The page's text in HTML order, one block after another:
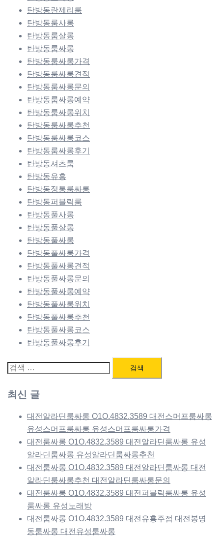
탄방동란제리룸
탄방동룸사롱
탄방동룸살롱
탄방동룸싸롱
탄방동룸싸롱가격
탄방동룸싸롱견적
탄방동룸싸롱문의
탄방동룸싸롱예약
탄방동룸싸롱위치
탄방동룸싸롱추천
탄방동룸싸롱코스
탄방동룸싸롱후기
탄방동셔츠룸
탄방동유흥
탄방동정통룸싸롱
탄방동퍼블릭룸
탄방동풀사롱
탄방동풀살롱
탄방동풀싸롱
탄방동풀싸롱가격
탄방동풀싸롱견적
탄방동풀싸롱문의
탄방동풀싸롱예약
탄방동풀싸롱위치
탄방동풀싸롱추천
탄방동풀싸롱코스
탄방동풀싸롱후기
검
최신 글
대전알라딘룸싸롱 O1O.4832.3589 대전스머프룸싸롱
유성스머프룸싸롱 유성스머프룸싸롱가격
대전룸싸롱 O1O.4832.3589 대전알라딘룸싸롱 유성
알라딘룸싸롱 유성알라딘룸싸롱추천
대전룸싸롱 O1O.4832.3589 대전알라딘룸싸롱 대전
알라딘룸싸롱추천 대전알라딘룸싸롱문의
대전룸싸롱 O1O.4832.3589 대전퍼블릭룸싸롱 유성
룸싸롱 유성노래방
대전룸싸롱 O1O.4832.3589 대전유흥주점 대전봉명
동룸싸롱 대전유성룸싸롱